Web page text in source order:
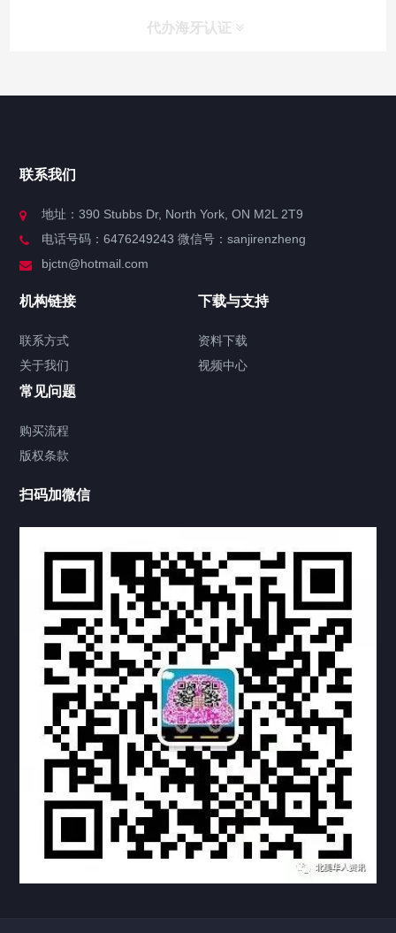
代办海牙认证
服务分类
签署类文件海牙认证程序费用
视频中心
热门标签 TAG
机构链接
联系方式 关于我们
下载与支持
资料下载 视频中心
常见问题
购买流程 版权条款
联系我们
地址：390 Stubbs Dr, North York, ON M2L 2T9
电话号码：6476249243 微信号：sanjirenzheng
bjctn@hotmail.com
机构链接
联系方式
关于我们
下载与支持
资料下载
视频中心
常见问题
购买流程
版权条款
扫码加微信